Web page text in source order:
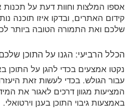
אספו המלצות וחוות דעת על
קידום האתרים, ובדקו איזו תוכנה
שלכם ואת התמורה הטובה ביותר
הכלל הרביעי: הגנו על התוכן
נקטו אמצעים בכדי להגן על התוכן
עבור הגולש. בכדי לעשות זאת
המציעות מגוון דרכים לאגור את
באמצעות גיבוי התוכן בענן וירטואלי.